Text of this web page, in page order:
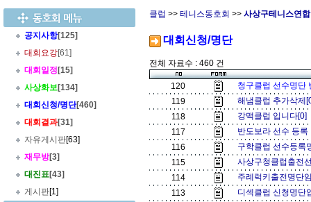
공지사항[125]
대회요강[61]
대회일정 [15]
사상화보[134]
대회신청/명단[460]
대회결과[31]
자유게시판[63]
재무방[3]
대진표[43]
게시판[1]
클럽 >> 테니스동호회 >> 사상구테니스연
대회신청/명단
전체 자료수 : 460 건
120
청구클럽 선수명
119
해냄클럽 추가삭
118
강맥클럽 입니다[0]
117
반도보라 선수 등
116
구학클럽 선수등
115
사상구청클럽출전
114
주례럭키출전명단
113
디섹클럽 신청명